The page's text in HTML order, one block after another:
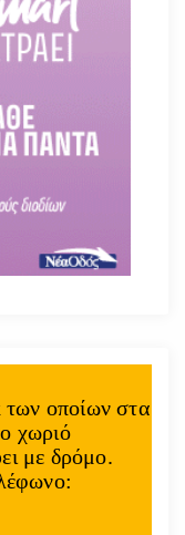
των οποίων στα
χωριό
με δρόμο.